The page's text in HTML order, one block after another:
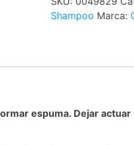
Shampoo Marca:
espuma. Dejar actuar